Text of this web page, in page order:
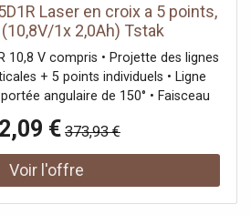
Laser en croix a 5 points,
1x 2,0Ah) Tstak
10,8 V compris • Projette des lignes
+ 5 points individuels • Ligne
angulaire de 150° • Faisceau
magnétique intégré qui permet
directement sur le rail métallique
précises tout autour • Mode
avec un détecteur jusqu’a
€ 373,93 €